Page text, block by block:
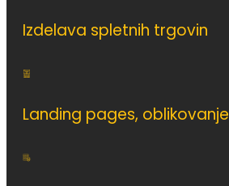
Izdelava spletnih trgovin
Landing pages, oblikovanje